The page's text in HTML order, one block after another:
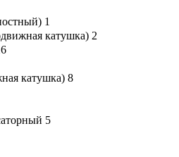
1
катушка) 2
катушка) 8
5